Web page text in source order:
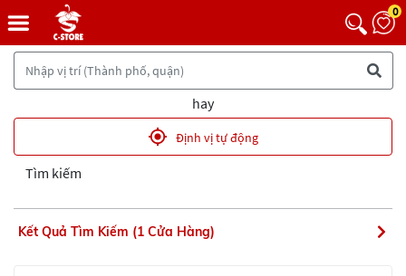
0
Trang chủ
hay
Định vị tự động
Tìm kiếm
Kết Quả Tìm Kiếm (1 Cửa Hàng)